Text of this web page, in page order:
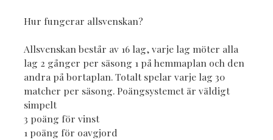
Hur fungerar allsvenskan?
Allsvenskan består av 16 lag, varje lag möter alla
lag 2 gånger per säsong 1 på hemmaplan och den
andra på bortaplan. Totalt spelar varje lag 30
matcher per säsong. Poängsystemet är väldigt
simpelt
3 poäng för vinst
1 poäng för oavgjord